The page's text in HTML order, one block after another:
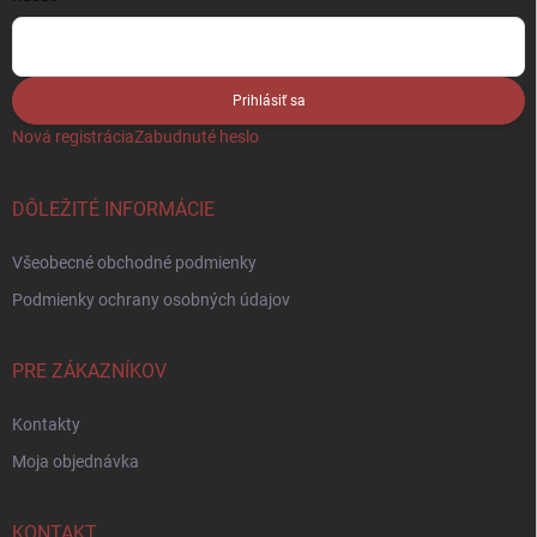
Prihlásiť sa
Nová registráciaZabudnuté heslo
DÔLEŽITÉ INFORMÁCIE
Všeobecné obchodné podmienky
Podmienky ochrany osobných údajov
PRE ZÁKAZNÍKOV
Kontakty
Moja objednávka